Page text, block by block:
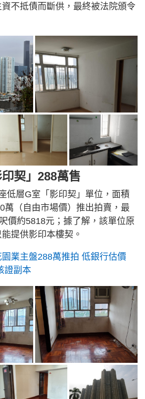
不抵債而斷供，最終被法院頒令
契」288萬售
低層G室「影印契」單位，面積
萬（自由市場價）推出拍賣，最
價約5818元；據了解，該單位原
提供影印本樓契。
園業主盤288萬推拍 低銀行估價
證副本